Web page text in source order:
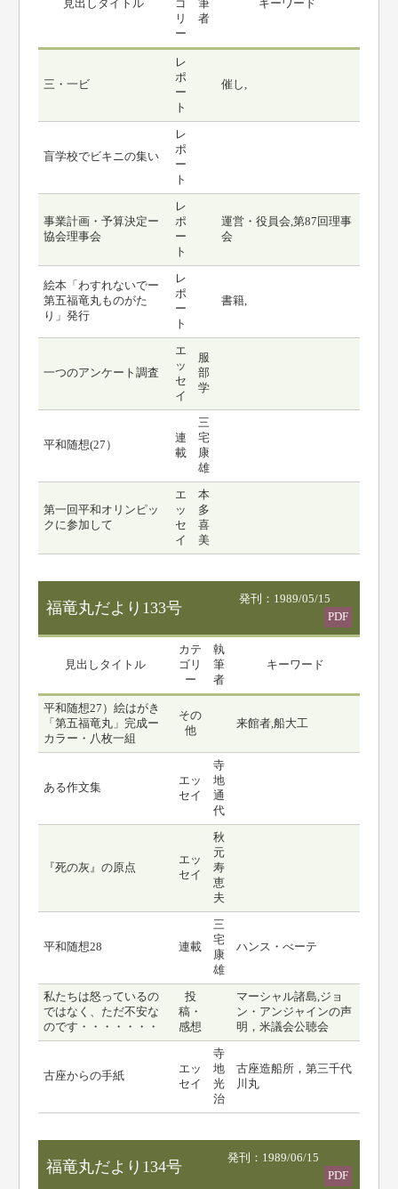
見出しタイトル
ゴ
リ
ー
筆
者
キーワード
三・一ビ
レ
ポ
ー
ト
催し,
盲学校でビキニの集い
レ
ポ
ー
ト
事業計画・予算決定ー
協会理事会
レ
ポ
ー
ト
運営・役員会,第87回理事
会
絵本「わすれないでー
第五福竜丸ものがた
り」発行
レ
ポ
ー
ト
書籍,
一つのアンケート調査
エ
ッ
セ
イ
服
部
学
平和随想(27）
連
載
三
宅
康
雄
第一回平和オリンピッ
クに参加して
エ
ッ
セ
イ
本
多
喜
美
福竜丸だより133号
発刊：1989/05/15
PDF
見出しタイトル
カテ
ゴリ
ー
執
筆
者
キーワード
平和随想27）絵はがき
「第五福竜丸」完成ー
カラー・八枚一組
その
他
来館者,船大工
ある作文集
エッ
セイ
寺
地
通
代
『死の灰』の原点
エッ
セイ
秋
元
寿
恵
夫
平和随想28 連載
三
宅
康
雄
ハンス・べーテ
私たちは怒っているの
ではなく、ただ不安な
のです・・・・・・・
投
稿・
感想
マーシャル諸島,ジョ
ン・アンジャインの声
明，米議会公聴会
古座からの手紙
エッ
セイ
寺
地
光
治
古座造船所，第三千代
川丸
福竜丸だより134号
発刊：1989/06/15
PDF